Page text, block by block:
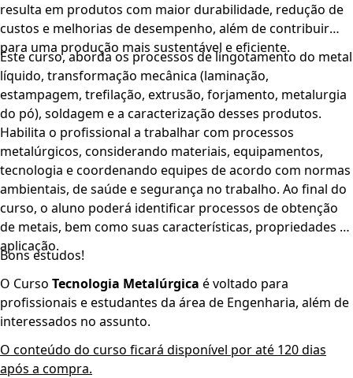
resulta em produtos com maior durabilidade, redução de
custos e melhorias de desempenho, além de contribuir
para uma produção mais sustentável e eficiente.
Este curso, aborda os processos de lingotamento do metal
líquido, transformação mecânica (laminação,
estampagem, trefilação, extrusão, forjamento, metalurgia
do pó), soldagem e a caracterização desses produtos.
Habilita o profissional a trabalhar com processos
metalúrgicos, considerando materiais, equipamentos,
tecnologia e coordenando equipes de acordo com normas
ambientais, de saúde e segurança no trabalho. Ao final do
curso, o aluno poderá identificar processos de obtenção
de metais, bem como suas características, propriedades e
aplicação.
Bons estudos!
O Curso Tecnologia Metalúrgica é voltado para
profissionais e estudantes da área de Engenharia, além de
interessados no assunto.
O conteúdo do curso ficará disponível por até 120 dias
após a compra.